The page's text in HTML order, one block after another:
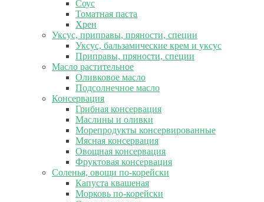
Соус
Томатная паста
Хрен
Уксус, приправы, пряности, специи
Уксус, бальзамические крем и уксус
Приправы, пряности, специи
Масло растительное
Оливковое масло
Подсолнечное масло
Консервация
Грибная консервация
Маслины и оливки
Морепродукты консервированные
Мясная консервация
Овощная консервация
Фруктовая консервация
Соленья, овощи по-корейски
Капуста квашеная
Морковь по-корейски